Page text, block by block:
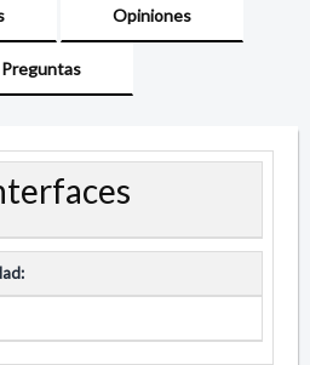
Opiniones
Preguntas